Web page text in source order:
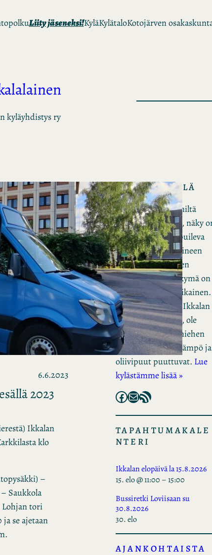
Liity jäseneksi!KyläKylätaloKotojärven
kyläyhdistys ry
6.6.2023
2023
Ikkalan
klo
–
Saukkola
Lohjan tori
se ajetaan
IKKALAN KYLÄ
Lähestyy Ikkalaa miltä
suunnalta tahansa, näky
sama. Avara kumpuileva
peltomaisema taloineen
lomittuu metsäisten
mäkien väliin. Näkymä on
rauhoittava ja ikiaikainen.
Suotta ei Pusulaa, Ikkalan
entistä kotikuntaa, ole
sanottu ”köyhän miehen
Toscanaksi.” Vain lämpö ja
oliivipuut puuttuvat. Lue
kylästämme lisää »
Facebook Mail RSS Feed
TAPAHTUMAKALE
NTERI
Ikkalan elopäivä la 15.8.2026
15. elo @ 11:00 –15:00
Bussiretki Loviisaan su
30.8.2026
30. elo
AJANKOHTAISTA